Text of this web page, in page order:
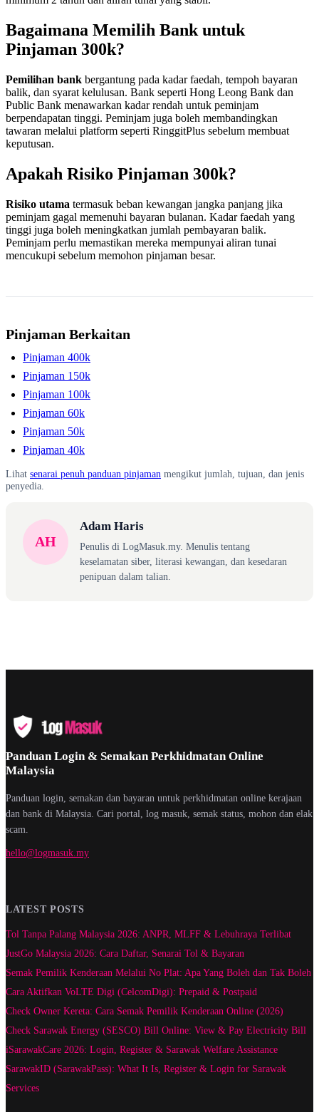
Bagaimana Memilih Bank untuk
Pinjaman 300k?
Pemilihan bank bergantung pada kadar faedah, tempoh bayaran
balik, dan syarat kelulusan. Bank seperti Hong Leong Bank dan
Public Bank menawarkan kadar rendah untuk peminjam
berpendapatan tinggi. Peminjam juga boleh membandingkan
tawaran melalui platform seperti RinggitPlus sebelum membuat
keputusan.
Apakah Risiko Pinjaman 300k?
Risiko utama termasuk beban kewangan jangka panjang jika
peminjam gagal memenuhi bayaran bulanan. Kadar faedah yang
tinggi juga boleh meningkatkan jumlah pembayaran balik.
Peminjam perlu memastikan mereka mempunyai aliran tunai
mencukupi sebelum memohon pinjaman besar.
Pinjaman Berkaitan
Pinjaman 400k
Pinjaman 150k
Pinjaman 100k
Pinjaman 60k
Pinjaman 50k
Pinjaman 40k
Lihat senarai penuh panduan pinjaman mengikut jumlah, tujuan, dan jenis
penyedia.
AH
Adam Haris
Penulis di LogMasuk.my. Menulis tentang
keselamatan siber, literasi kewangan, dan kesedaran
penipuan dalam talian.
Panduan Login & Semakan Perkhidmatan Online
Malaysia
Panduan login, semakan dan bayaran untuk perkhidmatan online kerajaan
dan bank di Malaysia. Cari portal, log masuk, semak status, mohon dan elak
scam.
hello@logmasuk.my
LATEST POSTS
Tol Tanpa Palang Malaysia 2026: ANPR, MLFF & Lebuhraya Terlibat
JustGo Malaysia 2026: Cara Daftar, Senarai Tol & Bayaran
Semak Pemilik Kenderaan Melalui No Plat: Apa Yang Boleh dan Tak Boleh
Cara Aktifkan VoLTE Digi (CelcomDigi): Prepaid & Postpaid
Check Owner Kereta: Cara Semak Pemilik Kenderaan Online (2026)
Check Sarawak Energy (SESCO) Bill Online: View & Pay Electricity Bill
iSarawakCare 2026: Login, Register & Sarawak Welfare Assistance
SarawakID (SarawakPass): What It Is, Register & Login for Sarawak
Services